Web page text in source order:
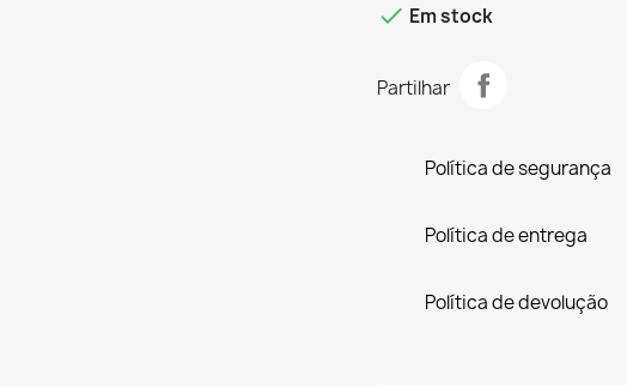
 Em stock
Partilhar
Política de segurança
Política de entrega
Política de devolução